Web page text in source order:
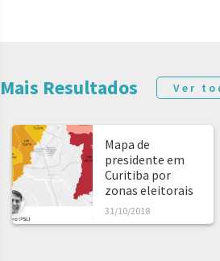
Mais Resultados Ver
Mapa de
presidente em
Curitiba por
zonas eleitorais
31/10/2018